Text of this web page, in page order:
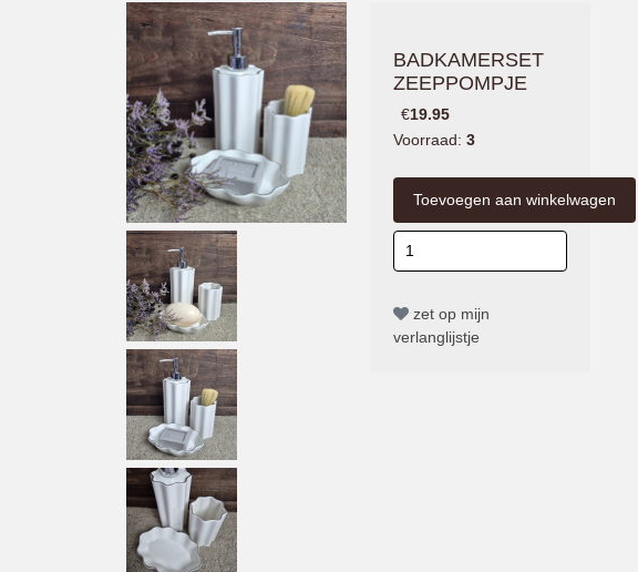
BADKAMERSET
ZEEPPOMPJE
€19.95
Voorraad: 3
zet op mijn
verlanglijstje